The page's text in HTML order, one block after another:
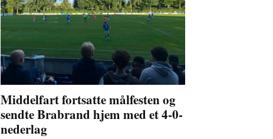
Middelfart fortsatte målfesten og
sendte Brabrand hjem med et 4-0-
nederlag